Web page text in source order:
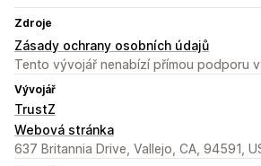
Zdroje
Zásady ochrany osobních údajů
Tento vývojář nenabízí přímou podporu
Vývojář
TrustZ
Webová stránka
637 Britannia Drive, Vallejo, CA, 94591,